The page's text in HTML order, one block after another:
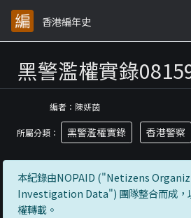
香港編年史
黑警濫權實錄
編者：陳妍茵
所屬分類： 黑警濫權實錄 香港警察
本紀錄由NOPAID ("Netizens
Investigation Data") 團隊整合而成，
權轉載。